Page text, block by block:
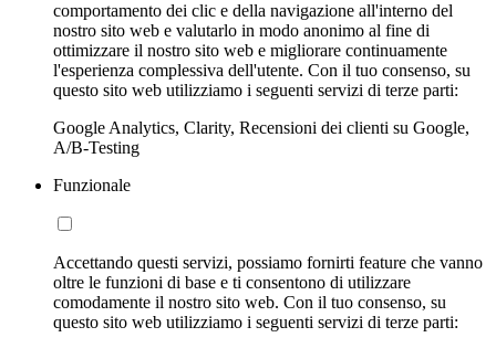
comportamento dei clic e della navigazione all'interno del
nostro sito web e valutarlo in modo anonimo al fine di
ottimizzare il nostro sito web e migliorare continuamente
l'esperienza complessiva dell'utente. Con il tuo consenso, su
questo sito web utilizziamo i seguenti servizi di terze parti:
Google Analytics, Clarity, Recensioni dei clienti su Google,
A/B-Testing
Funzionale
Accettando questi servizi, possiamo fornirti feature che vanno
oltre le funzioni di base e ti consentono di utilizzare
comodamente il nostro sito web. Con il tuo consenso, su
questo sito web utilizziamo i seguenti servizi di terze parti: